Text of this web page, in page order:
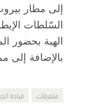
إلى مطار
السّلطات
بالإضافة إلى
متفرقات قيادة